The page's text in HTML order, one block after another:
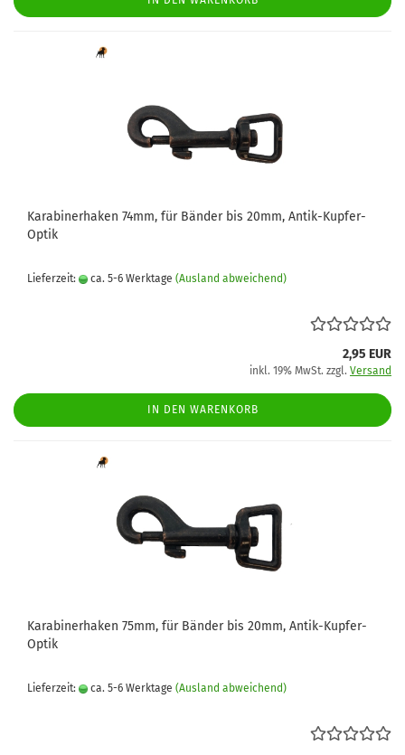
Karabinerhaken 74mm, für Bänder bis 20mm, Antik-Kupfer-
Optik
Lieferzeit: ca. 5-6 Werktage (Ausland abweichend)
2,95 EUR
inkl. 19% MwSt. zzgl. Versand
IN DEN WARENKORB
Karabinerhaken 75mm, für Bänder bis 20mm, Antik-Kupfer-
Optik
Lieferzeit: ca. 5-6 Werktage (Ausland abweichend)